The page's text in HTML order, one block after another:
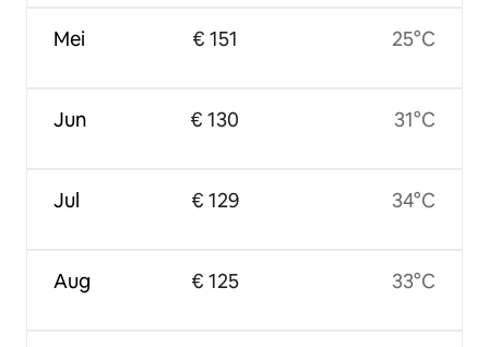
Mei
Jun
Jul
Aug
€ 151
€ 130
€ 129
€ 125
25°C
31°C
34°C
33°C